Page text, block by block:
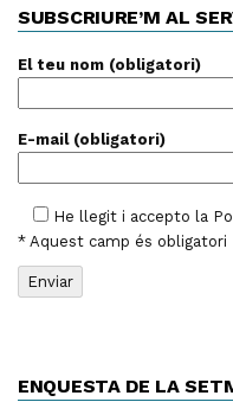
SUBSCRIURE’M AL
El teu nom (obligatori)
E-mail (obligatori)
He llegit i accepto la
* Aquest camp és obligatori
ENQUESTA DE LA